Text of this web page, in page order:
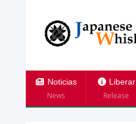
Noticias
News
Liberar
Release